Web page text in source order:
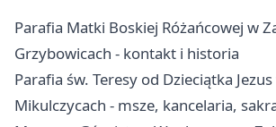
Parafia Matki Boskiej Różańcowej w
Grzybowicach - kontakt i historia
Parafia św. Teresy od Dzieciątka
Mikulczycach - msze, kancelaria,